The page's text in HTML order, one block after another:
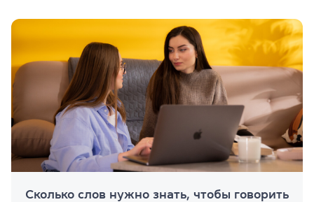
Сколько слов нужно знать, чтобы говорить